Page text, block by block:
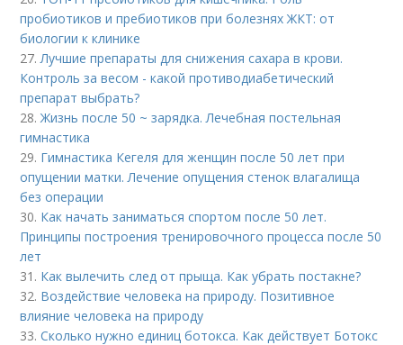
пробиотиков и пребиотиков при болезнях ЖКТ: от
биологии к клинике
27. Лучшие препараты для снижения сахара в крови.
Контроль за весом - какой противодиабетический
препарат выбрать?
28.Жизнь после 50 ~ зарядка. Лечебная постельная
гимнастика
29. Гимнастика Кегеля для женщин после 50 лет при
опущении матки. Лечение опущения стенок влагалища
без операции
30. Как начать заниматься спортом после 50 лет.
Принципы построения тренировочного процесса после 50
лет
31. Как вылечить след от прыща. Как убрать постакне?
32. Воздействие человека на природу. Позитивное
влияние человека на природу
33.Сколько нужно единиц ботокса. Как действует Ботокс